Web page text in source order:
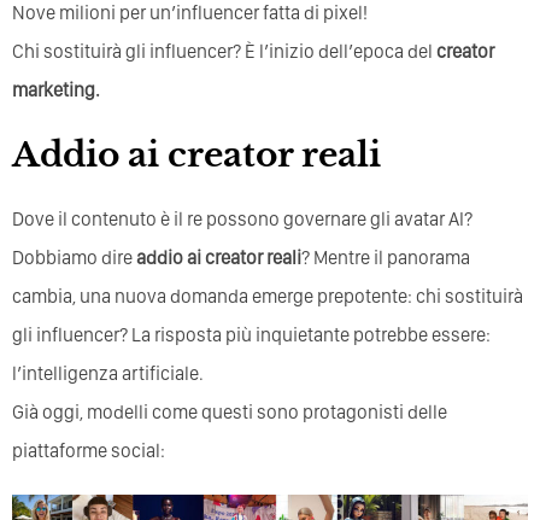
Nove milioni per un’influencer fatta di pixel!
Chi sostituirà gli influencer? È l’inizio dell’epoca del creator
marketing.
Addio ai creator reali
Dove il contenuto è il re possono governare gli avatar AI?
Dobbiamo direaddio ai creator reali? Mentre il panorama
cambia, una nuova domanda emerge prepotente: chi sostituirà
gli influencer? La risposta più inquietante potrebbe essere:
l’intelligenza artificiale.
Già oggi, modelli come questi sono protagonisti delle
piattaforme social: